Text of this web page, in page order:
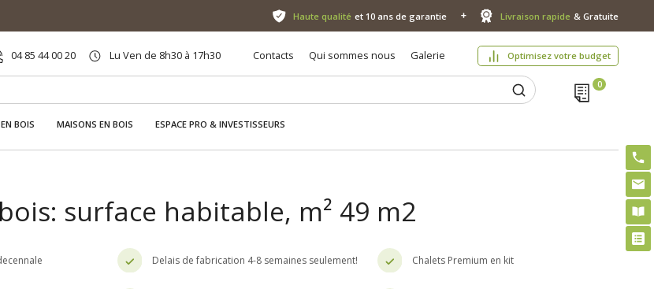
Haute qualité et 10 ans de garantie Livraison rapide & Gratuite
04 85 44 00 20 Lu Ven de 8h30 à 17h30 Contacts Qui sommes nous Galerie Optimisez votre budget
BOIS MAISONS EN BOIS ESPACE PRO & INVESTISSEURS
surface habitable, m² 49 m2
Delais de fabrication 4-8 semaines seulement! Chalets Premium en kit